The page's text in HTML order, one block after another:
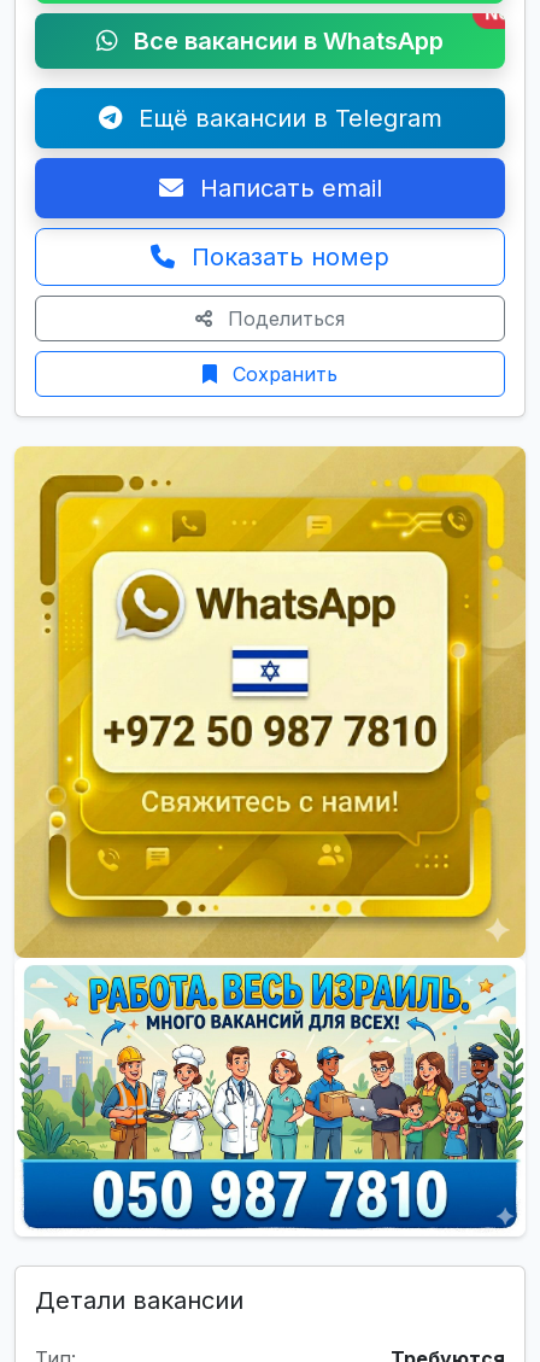
Все вакансии в WhatsApp
New
Ещё вакансии в Telegram
Написать email
Показать номер
Поделиться
Сохранить
Детали вакансии